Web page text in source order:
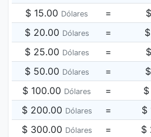
$ 15.00 Dólares =
$ 20.00 Dólares =
$ 25.00 Dólares =
$ 50.00 Dólares =
$ 100.00 Dólares =
$ 200.00 Dólares = $
$ 300.00 Dólares = $